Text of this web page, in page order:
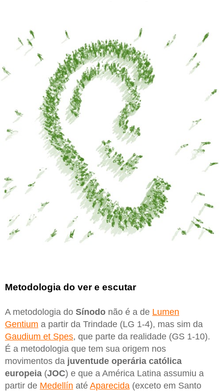
Metodologia do ver e escutar
A metodologia do Sínodo não é a de Lumen
Gentium a partir da Trindade (LG 1-4), mas sim da
Gaudium et Spes, que parte da realidade (GS 1-10).
É a metodologia que tem sua origem nos
movimentos da juventude operária católica
europeia (JOC) e que a América Latina assumiu a
partir de Medellín até Aparecida (exceto em Santo